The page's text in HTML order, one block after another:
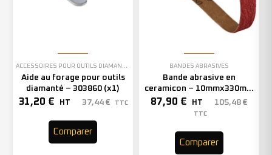
Aide au forage pour outils
diamanté – 303860 (x1)
31,20 € HT 37,44 € TTC
Comparer
BANDES ABRASIVES
Bande abrasive en
ceramicon – 10mmx330mm
– Grain 40 – 333001 (x50)
87,90 € HT 105,48 €
TTC
Comparer